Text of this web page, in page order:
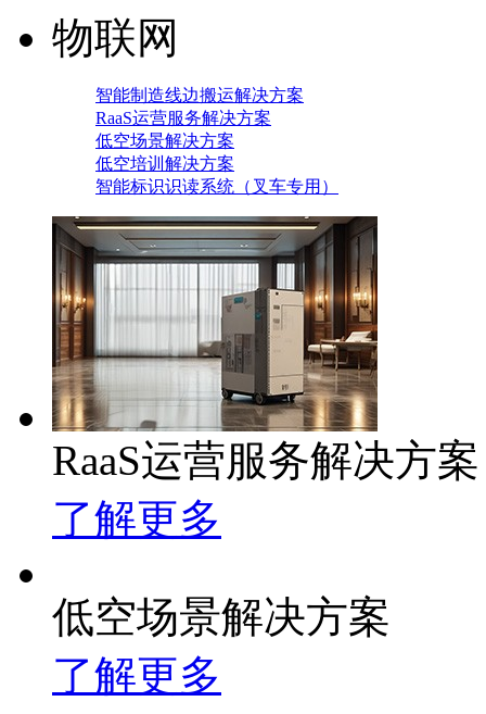
物联网
智能制造线边搬运解决方案
RaaS运营服务解决方案
低空场景解决方案
低空培训解决方案
智能标识识读系统（叉车专用）
RaaS运营服务解决方案
了解更多
低空场景解决方案
了解更多